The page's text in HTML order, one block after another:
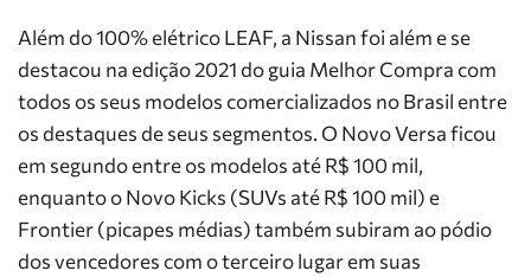
Além do 100% elétrico LEAF, a Nissan foi além e se
destacou na edição 2021 do guia Melhor Compra com
todos os seus modelos comercializados no Brasil entre
os destaques de seus segmentos. O Novo Versa ficou
em segundo entre os modelos até R$ 100 mil,
enquanto o Novo Kicks (SUVs até R$ 100 mil) e
Frontier (picapes médias) também subiram ao pódio
dos vencedores com o terceiro lugar em suas